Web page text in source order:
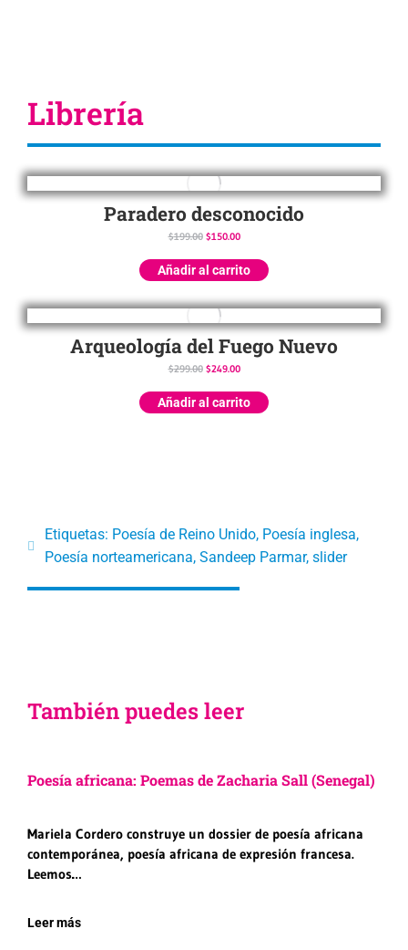
Librería
Paradero desconocido
$199.00 $150.00
Añadir al carrito
Arqueología del Fuego Nuevo
$299.00 $249.00
Añadir al carrito
Etiquetas: Poesía de Reino Unido, Poesía inglesa,
Poesía norteamericana, Sandeep Parmar, slider
También puedes leer
Poesía africana: Poemas de Zacharia Sall (Senegal)
Mariela Cordero construye un dossier de poesía africana
contemporánea, poesía africana de expresión francesa.
Leemos…
Leer más